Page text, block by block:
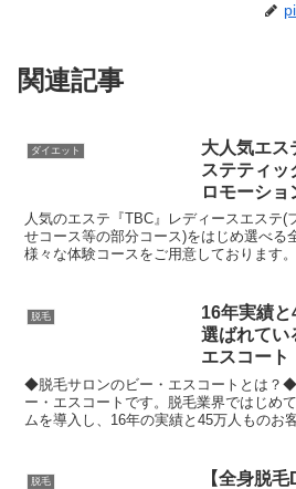
関連記事
ダイエット
大人気エ
ステティ
ロモーショ
人気のエステ『TBC』レディースエステ(
せコース等の部分コース)をはじめ選べる
様々な体験コースをご用意しております
脱毛
16年実績
選ばれてい
エスコート
◆脱毛サロンのビー・エスコートとは？
ー・エスコートです。脱毛業界ではじめ
ムを導入し、16年の実績と45万人ものお
脱毛
【全身脱